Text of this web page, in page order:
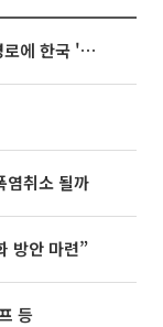
태풍 '돌핀' 이어 '찬홈' 등장…예상 경로에 한국 '한숨'
염취소 될까
방안 마련”
등